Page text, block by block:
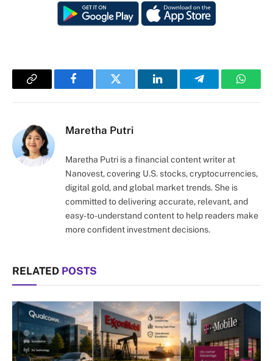
Copy
FacebookTwitter LinkedInTelegram
Maretha Putri
Maretha Putri is a financial content writer at
Nanovest, covering U.S. stocks, cryptocurrencies,
digital gold, and global market trends. She is
committed to delivering accurate, relevant, and
easy-to-understand content to help readers make
more confident investment decisions.
RELATED POSTS